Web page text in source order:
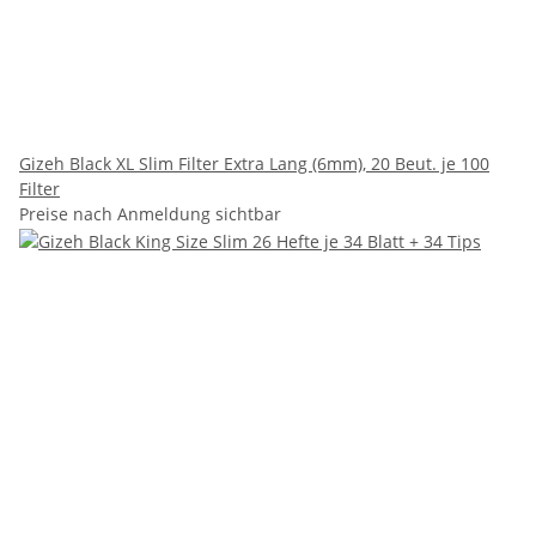
Gizeh Black XL Slim Filter Extra Lang (6mm), 20 Beut. je 100
Filter
Preise nach Anmeldung sichtbar